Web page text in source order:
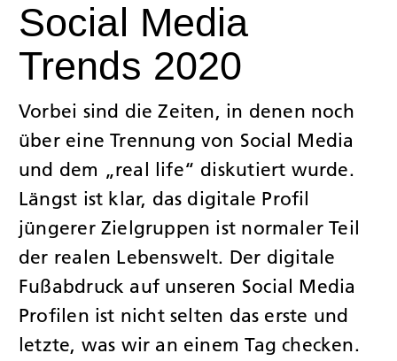
KUNDEN
NEWS &
JOBS
KONTAKT
Social Media
Trends 2020
Vorbei sind die Zeiten, in denen noch
über eine Trennung von Social Media
und dem „real life“ diskutiert wurde.
Längst ist klar, das digitale Profil
jüngerer Zielgruppen ist normaler Teil
der realen Lebenswelt. Der digitale
Fußabdruck auf unseren Social Media
Profilen ist nicht selten das erste und
letzte, was wir an einem Tag checken.